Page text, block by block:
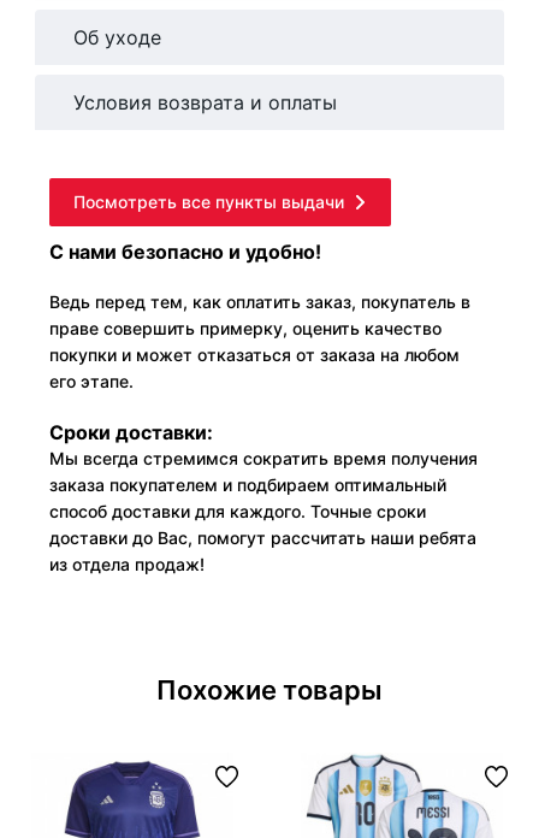
Об уходе
Условия возврата и оплаты
Посмотреть все пункты выдачи
С нами безопасно и удобно!
Ведь перед тем, как оплатить заказ, покупатель в
праве совершить примерку, оценить качество
покупки и может отказаться от заказа на любом
его этапе.
Сроки доставки:
Мы всегда стремимся сократить время получения
заказа покупателем и подбираем оптимальный
способ доставки для каждого. Точные сроки
доставки до Вас, помогут рассчитать наши ребята
из отдела продаж!
Похожие товары